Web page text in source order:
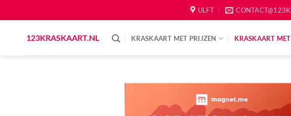
to
ULFT
123KRASKAART.NL KRASKAART MET PRIJZEN KRASKAART